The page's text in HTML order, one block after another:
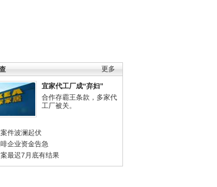
更多
宜家代工厂成“弃妇”
合作存霸王条款，多家代
工厂被关。
件波澜起伏
企业资金告急
最迟7月底有结果